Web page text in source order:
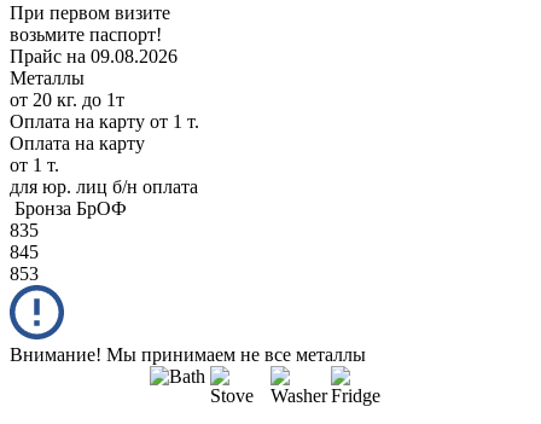
При первом визите
возьмите паспорт!
Прайс на 09.08.2026
Металлы
от 20 кг. до 1т
Оплата на карту от 1 т.
Оплата на карту
от 1 т.
для юр. лиц б/н оплата
Бронза БрОФ
835
845
853
Внимание! Мы принимаем не все металлы